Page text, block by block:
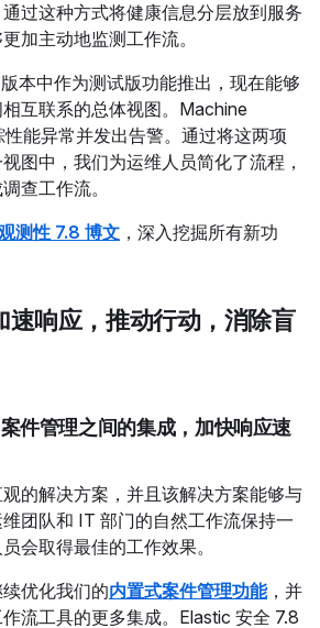
过这种方式将健康信息分层放到服务
加主动地监测工作流。
本中作为测试版功能推出，现在能够
互联系的总体视图。Machine
能异常并发出告警。通过将这两项
图中，我们为运维人员简化了流程，
查工作流。
测性 7.8 博文 ，深入挖掘所有新功
速响应，推动行动，消除盲
案件管理之间的集成，加快响应速
的解决方案，并且该解决方案能够与
团队和 IT 部门的自然工作流保持一
会取得最佳的工作效果。
优化我们的内置式案件管理功能，并
流工具的更多集成。Elastic 安全 7.8